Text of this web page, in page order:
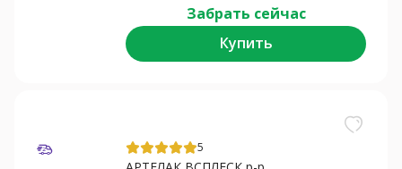
Забрать сейчас
Купить
5